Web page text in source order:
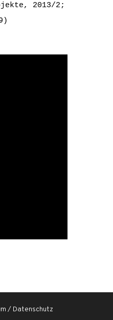
2013/2;
/ Datenschutz